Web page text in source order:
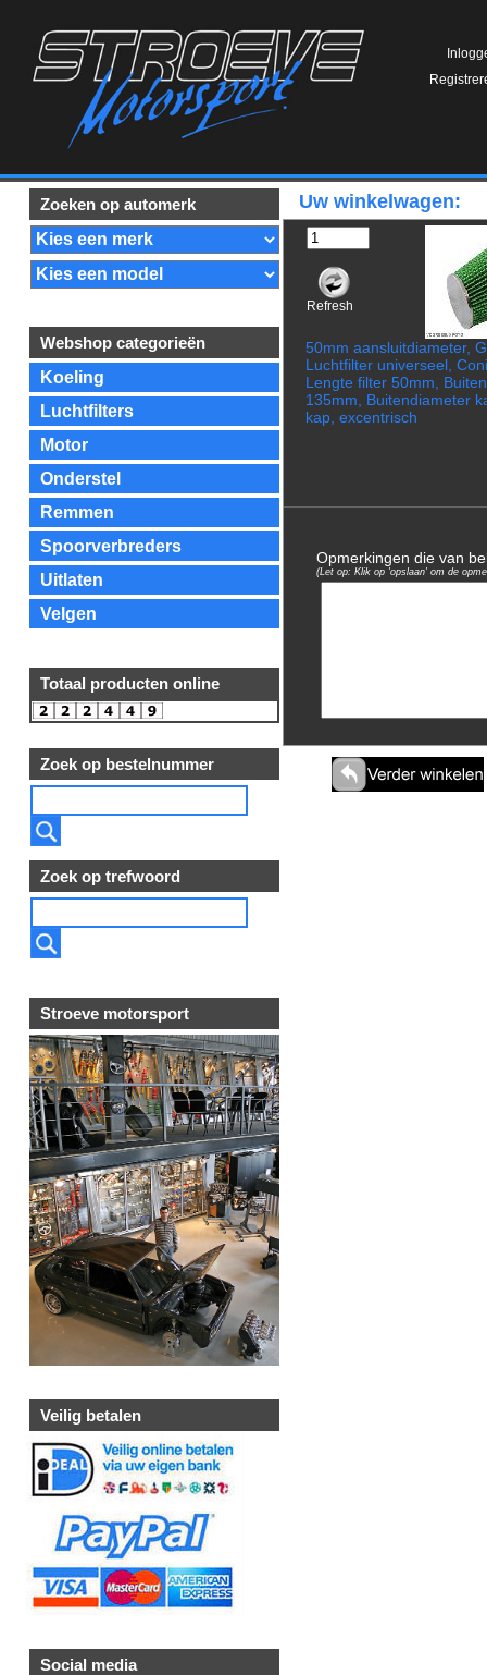
Zoeken op automerk
Webshop categorieën
Koeling
Luchtfilters
Motor
Onderstel
Remmen
Spoorverbreders
Uitlaten
Velgen
Totaal producten online
Zoek op bestelnummer
Zoek op trefwoord
Stroeve motorsport
Veilig betalen
Social media
Uw winkelwagen:
Refresh
50mm aansluitdiameter,
Luchtfilter universeel,
Lengte filter 50mm,
135mm, Buitendiameter
kap, excentrisch
Opmerkingen die van
(Let op: Klik op 'opslaan' om de